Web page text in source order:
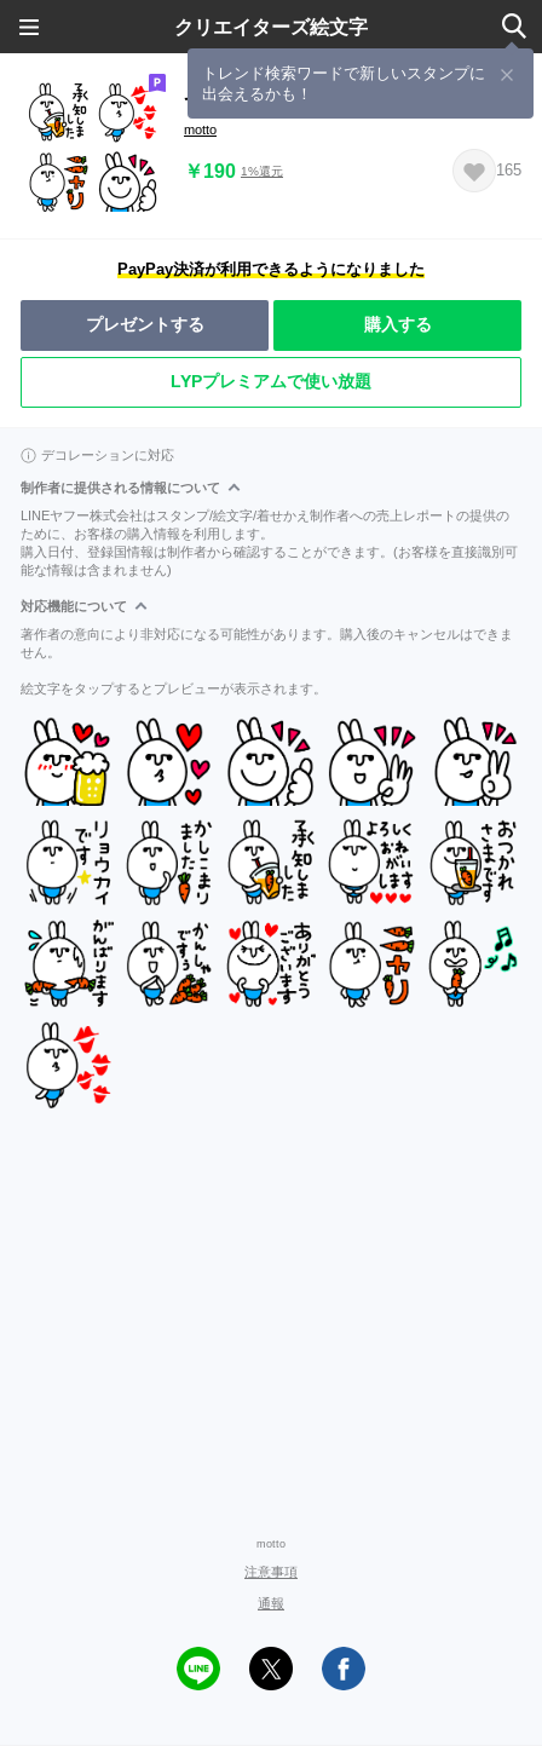
クリエイターズ絵文字
トレンド検索ワードで新しいスタンプに
出会えるかも！
ていねいウサギ☆敬語
motto
￥190 1%還元 165
PayPay決済が利用できるようになりました
プレゼントする 購入する
LYPプレミアムで使い放題
デコレーションに対応
制作者に提供される情報について
LINEヤフー株式会社はスタンプ/絵文字/着せかえ制作者への売上レポートの提供の
ために、お客様の購入情報を利用します。
購入日付、登録国情報は制作者から確認することができます。(お客様を直接識別可
能な情報は含まれません)
対応機能について
著作者の意向により非対応になる可能性があります。購入後のキャンセルはできま
せん。
絵文字をタップするとプレビューが表示されます。
motto
注意事項
通報